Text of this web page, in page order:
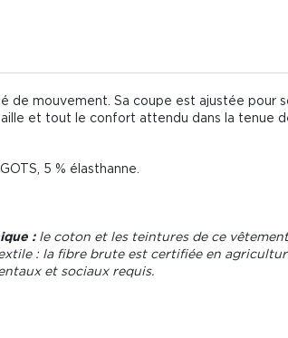
mouvement. Sa coupe est ajustée pour
et tout le confort attendu dans la tenue
5 % élasthanne.
:le coton et les teintures de ce
: la fibre brute est certifiée en
et sociaux requis.